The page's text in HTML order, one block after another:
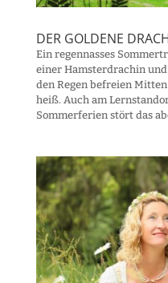
DER GOLDENE
Ein regennasses
einer Hamsterdrachin
den Regen befreien
heiß. Auch am
Sommerferien stört das